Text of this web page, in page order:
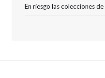
En riesgo las colecciones